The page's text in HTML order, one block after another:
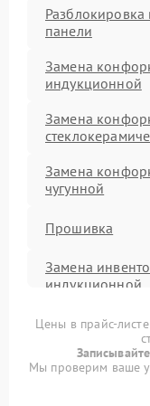
Разблокировка
панели
Замена
индукционной
Замена
Замена
чугунной
Прошивка
Замена
индукционной
Ремонт сенсора
Замена панели
Цены в прайс-
Мы проверим ваше